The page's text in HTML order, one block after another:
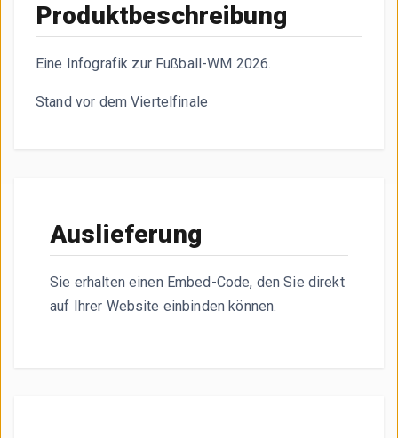
Produktbeschreibung
Eine Infografik zur Fußball-WM 2026.
Stand vor dem Viertelfinale
Auslieferung
Sie erhalten einen Embed-Code, den Sie direkt
auf Ihrer Website einbinden können.